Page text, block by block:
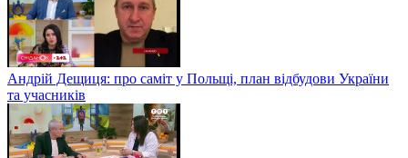
Андрій Дещиця: про саміт у Польщі, план відбудови України
та учасників